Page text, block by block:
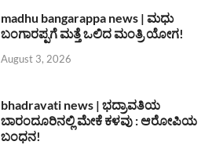
madhu bangarappa news | ಮಧು
ಬಂಗಾರಪ್ಪಗೆ ಮತ್ತೆ ಒಲಿದ ಮಂತ್ರಿ ಯೋಗ!
August 3, 2026
bhadravati news | ಭದ್ರಾವತಿಯ
ಬಾರಂದೂರಿನಲ್ಲಿ ಮೇಕೆ ಕಳವು : ಆರೋಪಿಯ
ಬಂಧನ!